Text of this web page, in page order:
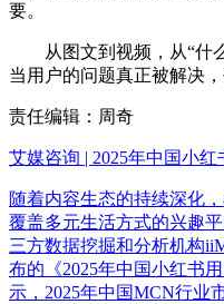
要。
从图文到视频，从“什么
当用户的问题真正被解决
责任编辑：周奇
艾媒咨询 | 2025年中国小
随着内容生态的持续深化
覆盖多元生活方式的兴趣
三方数据挖掘和分析机构
布的《2025年中国小红书
示，2025年中国MCN行业